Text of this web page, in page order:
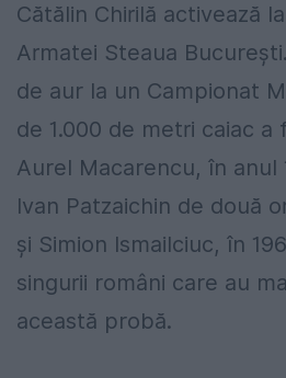
Cătălin Chirilă activează
Armatei Steaua
de aur la un Campionat
de 1.000 de metri caiac
Aurel Macarencu, în anul
Ivan Patzaichin de două
și Simion Ismailciuc, în
singurii români care au
această probă.